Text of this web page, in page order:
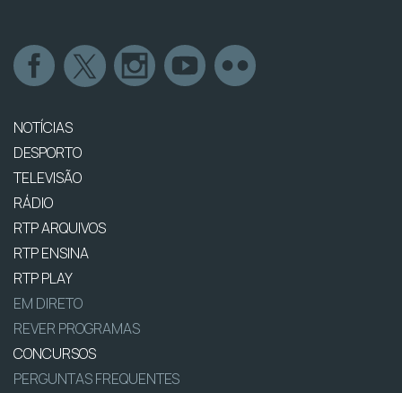
NOTÍCIAS
DESPORTO
TELEVISÃO
RÁDIO
RTP ARQUIVOS
RTP ENSINA
RTP PLAY
EM DIRETO
REVER PROGRAMAS
CONCURSOS
PERGUNTAS FREQUENTES